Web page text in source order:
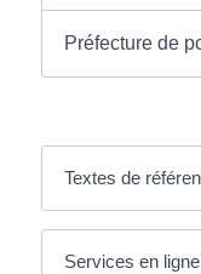
Préfecture de
Textes de
Services en